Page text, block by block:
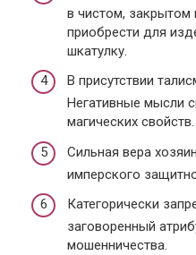
в чистом, закрытом
приобрести для
шкатулку.
В присутствии
Негативные мысли
магических свойств.
Сильная вера
имперского
Категорически
заговоренный
мошенничества.